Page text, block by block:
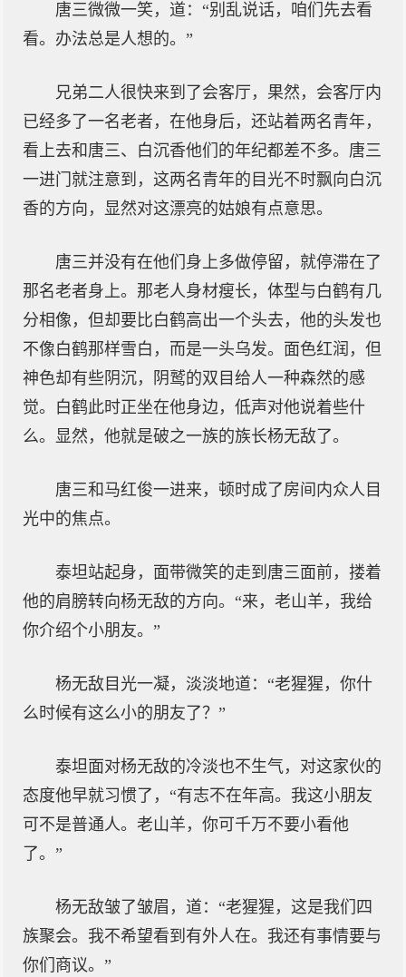
唐三微微一笑，道：“别乱说话，咱们先去看
看。办法总是人想的。”
兄弟二人很快来到了会客厅，果然，会客厅内
已经多了一名老者，在他身后，还站着两名青年，
看上去和唐三、白沉香他们的年纪都差不多。唐三
一进门就注意到，这两名青年的目光不时飘向白沉
香的方向，显然对这漂亮的姑娘有点意思。
唐三并没有在他们身上多做停留，就停滞在了
那名老者身上。那老人身材瘦长，体型与白鹤有几
分相像，但却要比白鹤高出一个头去，他的头发也
不像白鹤那样雪白，而是一头乌发。面色红润，但
神色却有些阴沉，阴鹫的双目给人一种森然的感
觉。白鹤此时正坐在他身边，低声对他说着些什
么。显然，他就是破之一族的族长杨无敌了。
唐三和马红俊一进来，顿时成了房间内众人目
光中的焦点。
泰坦站起身，面带微笑的走到唐三面前，搂着
他的肩膀转向杨无敌的方向。“来，老山羊，我给
你介绍个小朋友。”
杨无敌目光一凝，淡淡地道：“老猩猩，你什
么时候有这么小的朋友了？”
泰坦面对杨无敌的冷淡也不生气，对这家伙的
态度他早就习惯了，“有志不在年高。我这小朋友
可不是普通人。老山羊，你可千万不要小看他
了。”
杨无敌皱了皱眉，道：“老猩猩，这是我们四
族聚会。我不希望看到有外人在。我还有事情要与
你们商议。”